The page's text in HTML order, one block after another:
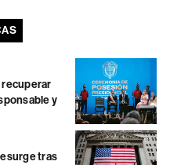
recuperar
y
tras